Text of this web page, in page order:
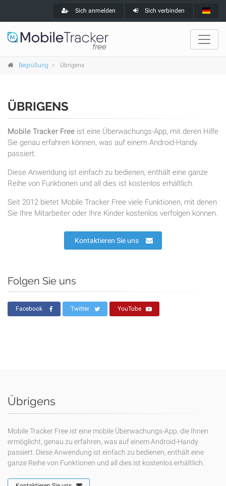
Sich anmelden Sich verbinden
Begrüßung Übrigens
ÜBRIGENS
Mobile Tracker Free ist eine Überwachungs-App, mit deren Hilfe
Sie genau erfahren können, was auf einem Android-Handy
passiert.
Diese Anwendung ist einfach zu bedienen, enthält eine ganze
Reihe von Funktionen und all dies ist kostenlos erhältlich.
Seit 2012 bietet Mobile Tracker Free viele Funktionen, mit denen
Sie Ihre Mitarbeiter oder Ihre Kinder kostenlos verfolgen können.
Kontaktieren Sie uns
Folgen Sie uns
Facebook Twitter YouTube
Übrigens
Mobile Tracker Free ist eine mobile Überwachungs-App, die Ihnen
ermöglicht, genau zu erfahren, was auf einem Android-Handy
passiert. Diese Anwendung ist einfach zu bedienen, enthält eine
ganze Reihe von Funktionen und all dies ist kostenlos erhältlich.